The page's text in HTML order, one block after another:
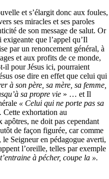
et s’élargit donc aux foules,
ses miracles et ses paroles
de son message de salut. Or
que l’appel qu’Il
par un renoncement général, à
et aux profits de ce monde,
il pour Jésus ici, pourraient
ose dire en effet que celui qui
à son père, sa mère, sa femme,
sa propre vie » … et Il
« Celui qui ne porte pas sa
Cette exhortation au
apôtres, ne doit pas cependant
de façon figurée, car comme
le Seigneur en pédagogue averti,
l’oreille, telles par exemple
à pécher, coupe la ».